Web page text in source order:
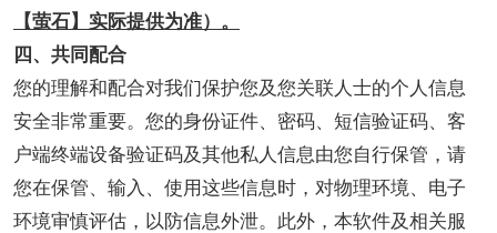
【萤石】实际提供为准）。
四、共同配合
您的理解和配合对我们保护您及您关联人士的个人信息
安全非常重要。您的身份证件、密码、短信验证码、客
户端终端设备验证码及其他私人信息由您自行保管，请
您在保管、输入、使用这些信息时，对物理环境、电子
环境审慎评估，以防信息外泄。此外，本软件及相关服